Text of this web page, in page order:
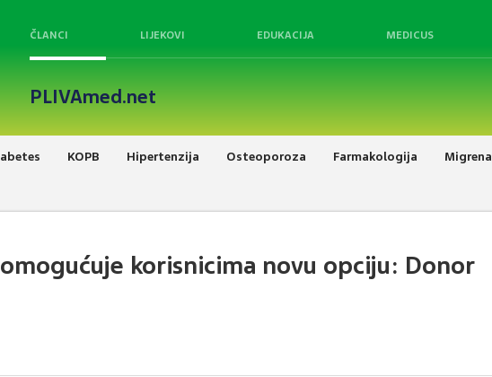
ČLANCI LIJEKOVI EDUKACIJA MEDICUS
PLIVAmed.net
KOPB Hipertenzija Osteoporoza Farmakologija Migrena
korisnicima novu opciju: Donor